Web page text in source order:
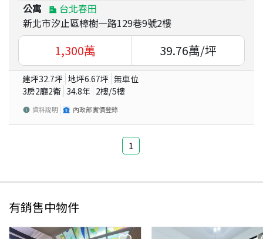
公寓
台北春田
新北市汐止區樟樹一路129巷9號2樓
1,300萬 39.76萬/坪
建坪32.7坪 地坪6.67坪 無車位
3房2廳2衛 34.8年 2樓/5樓
資料說明 內政部實價登錄
1
有銷售中物件